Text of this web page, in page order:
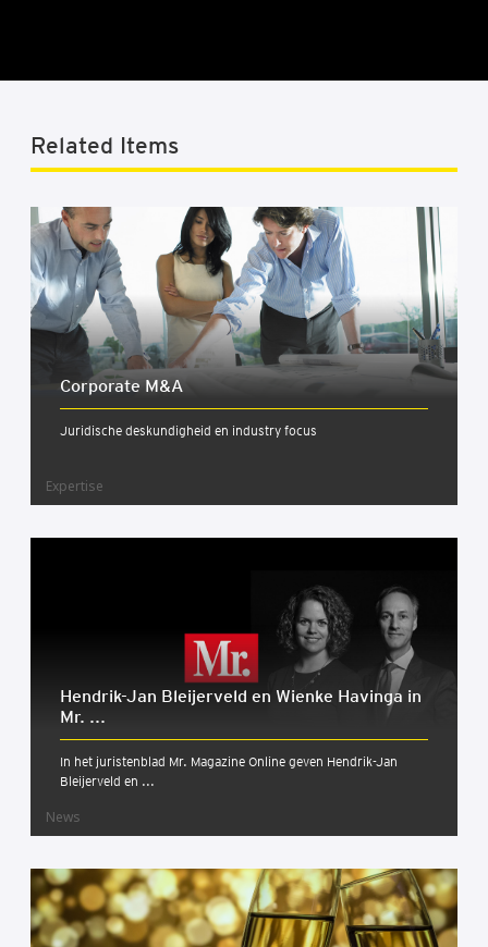
Related Items
Cor­po­ra­te M&A
Juridische deskundigheid en industry focus
Expertise
Hendrik-Jan Bleijerveld en Wienke Havinga in
Mr. ...
In het juristenblad Mr. Magazine Online geven Hendrik-Jan
Bleijerveld en ...
News